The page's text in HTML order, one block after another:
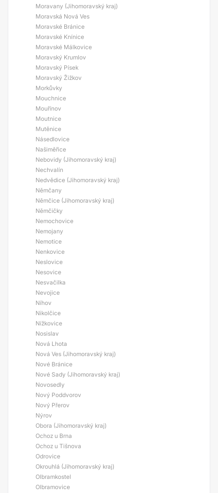
Moravany (Jihomoravský kraj)
Moravská Nová Ves
Moravské Bránice
Moravské Knínice
Moravské Málkovice
Moravský Krumlov
Moravský Písek
Moravský Žižkov
Morkůvky
Mouchnice
Mouřínov
Moutnice
Mutěnice
Násedlovice
Našiměřice
Nebovidy (Jihomoravský kraj)
Nechvalín
Nedvědice (Jihomoravský kraj)
Němčany
Němčice (Jihomoravský kraj)
Němčičky
Nemochovice
Nemojany
Nemotice
Nenkovice
Neslovice
Nesovice
Nesvačilka
Nevojice
Níhov
Nikolčice
Nížkovice
Nosislav
Nová Lhota
Nová Ves (Jihomoravský kraj)
Nové Bránice
Nové Sady (Jihomoravský kraj)
Novosedly
Nový Poddvorov
Nový Přerov
Nýrov
Obora (Jihomoravský kraj)
Ochoz u Brna
Ochoz u Tišnova
Odrovice
Okrouhlá (Jihomoravský kraj)
Olbramkostel
Olbramovice